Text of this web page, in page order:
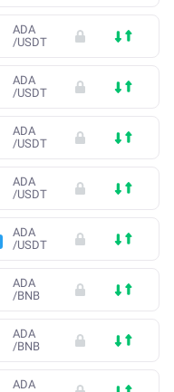
ADA
/USDT
ADA
/USDT
ADA
/USDT
ADA
/USDT
ADA
/USDT
ADA
/BNB
ADA
/BNB
ADA